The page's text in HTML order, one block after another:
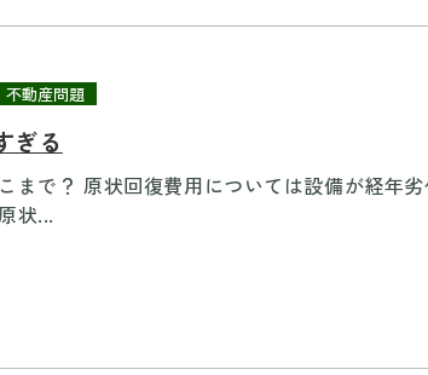
不動産問題
ぎる
まで？ 原状回復費用については設備が経年
状...